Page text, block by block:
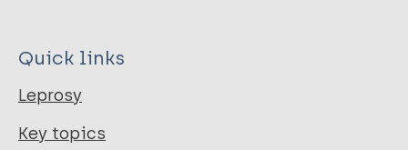
Quick links
Leprosy
Key topics